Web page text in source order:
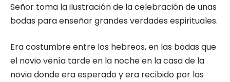
Señor toma la ilustración de la celebración de unas
bodas para enseñar grandes verdades espirituales.
Era costumbre entre los hebreos, en las bodas que
el novio venía tarde en la noche en la casa de la
novia donde era esperado y era recibido por las